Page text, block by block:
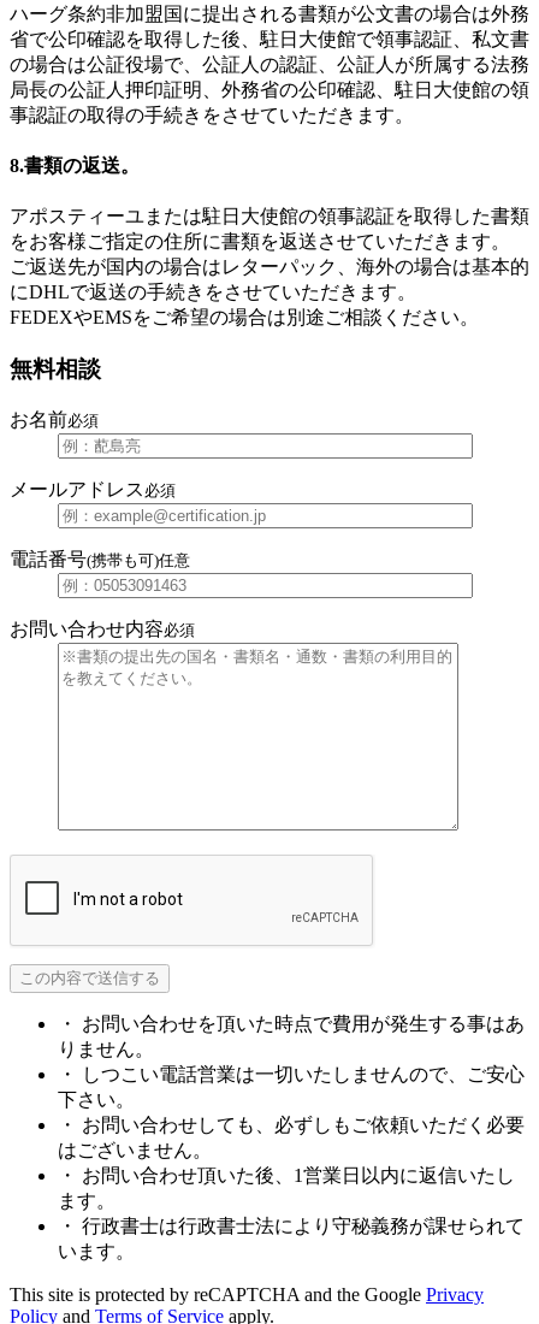
ハーグ条約非加盟国に提出される書類が公文書の場合は外務
省で公印確認を取得した後、駐日大使館で領事認証、私文書
の場合は公証役場で、公証人の認証、公証人が所属する法務
局長の公証人押印証明、外務省の公印確認、駐日大使館の領
事認証の取得の手続きをさせていただきます。
8.書類の返送。
アポスティーユまたは駐日大使館の領事認証を取得した書類
をお客様ご指定の住所に書類を返送させていただきます。
ご返送先が国内の場合はレターパック、海外の場合は基本的
にDHLで返送の手続きをさせていただきます。
FEDEXやEMSをご希望の場合は別途ご相談ください。
無料相談
お名前必須
メールアドレス 必須
電話番号(携帯も可)任意
お問い合わせ内容必須
・ お問い合わせを頂いた時点で費用が発生する事はあ
りません。
・ しつこい電話営業は一切いたしませんので、ご安心
下さい。
・ お問い合わせしても、必ずしもご依頼いただく必要
はございません。
・ お問い合わせ頂いた後、1営業日以内に返信いたし
ます。
・ 行政書士は行政書士法により守秘義務が課せられて
います。
This site is protected by reCAPTCHA and the Google Privacy
Policy and Terms of Service apply.